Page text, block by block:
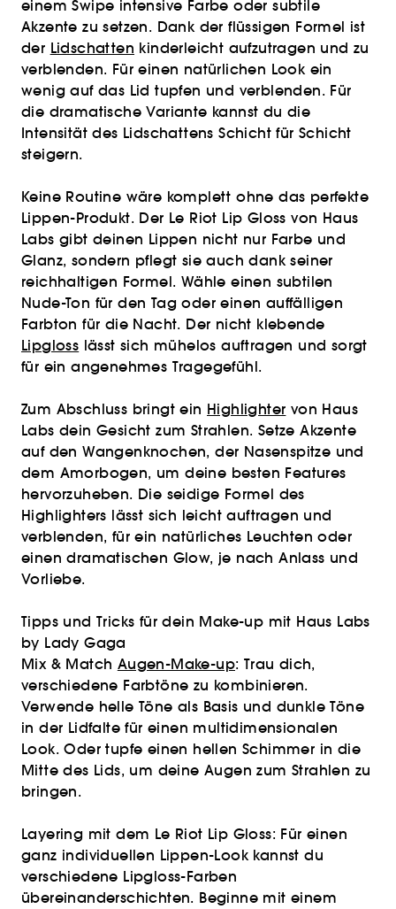
einem Swipe intensive Farbe oder subtile
Akzente zu setzen. Dank der flüssigen Formel ist
der Lidschatten kinderleicht aufzutragen und zu
verblenden. Für einen natürlichen Look ein
wenig auf das Lid tupfen und verblenden. Für
die dramatische Variante kannst du die
Intensität des Lidschattens Schicht für Schicht
steigern.
Keine Routine wäre komplett ohne das perfekte
Lippen-Produkt. Der Le Riot Lip Gloss von Haus
Labs gibt deinen Lippen nicht nur Farbe und
Glanz, sondern pflegt sie auch dank seiner
reichhaltigen Formel. Wähle einen subtilen
Nude-Ton für den Tag oder einen auffälligen
Farbton für die Nacht. Der nicht klebende
Lipgloss lässt sich mühelos auftragen und sorgt
für ein angenehmes Tragegefühl.
Zum Abschluss bringt ein Highlighter von Haus
Labs dein Gesicht zum Strahlen. Setze Akzente
auf den Wangenknochen, der Nasenspitze und
dem Amorbogen, um deine besten Features
hervorzuheben. Die seidige Formel des
Highlighters lässt sich leicht auftragen und
verblenden, für ein natürliches Leuchten oder
einen dramatischen Glow, je nach Anlass und
Vorliebe.
Tipps und Tricks für dein Make-up mit Haus Labs
by Lady Gaga
Mix & Match Augen-Make-up: Trau dich,
verschiedene Farbtöne zu kombinieren.
Verwende helle Töne als Basis und dunkle Töne
in der Lidfalte für einen multidimensionalen
Look. Oder tupfe einen hellen Schimmer in die
Mitte des Lids, um deine Augen zum Strahlen zu
bringen.
Layering mit dem Le Riot Lip Gloss: Für einen
ganz individuellen Lippen-Look kannst du
verschiedene Lipgloss-Farben
übereinanderschichten. Beginne mit einem